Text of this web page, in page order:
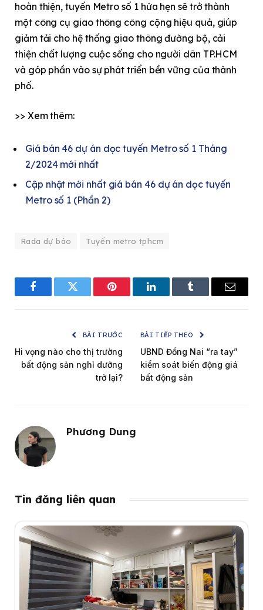
hoàn thiện, tuyến Metro số 1 hứa hẹn sẽ trở thành
một công cụ giao thông công cộng hiệu quả, giúp
giảm tải cho hệ thống giao thông đường bộ, cải
thiện chất lượng cuộc sống cho người dân TP.HCM
và góp phần vào sự phát triển bền vững của thành
phố.
>> Xem thêm:
Giá bán 46 dự án dọc tuyến Metro số 1 Tháng
2/2024 mới nhất
Cập nhật mới nhất giá bán 46 dự án dọc tuyến
Metro số 1 (Phần 2)
Rada dự báo Tuyến metro tphcm
FacebookTwitter Pinterest LinkedInTumblr Email
BÀI TRƯỚC
Hi vọng nào cho thị trường
bất động sản nghỉ dưỡng
trở lại?
BÀI TIẾP THEO
UBND Đồng Nai “ra tay”
kiểm soát biến động giá
bất động sản
Phương Dung
Tin đăng liên quan